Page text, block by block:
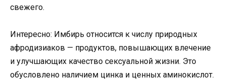
свежего.
Интересно: Имбирь относится к числу природных
афродизиаков — продуктов, повышающих влечение
и улучшающих качество сексуальной жизни. Это
обусловлено наличием цинка и ценных аминокислот.